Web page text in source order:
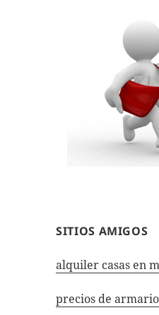
SITIOS AMIGOS
alquiler casas en
precios de